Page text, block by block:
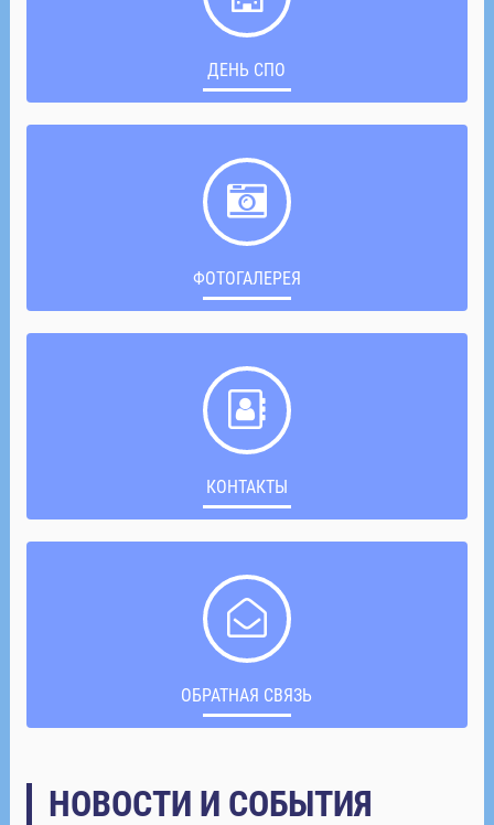
ДЕНЬ СПО
ФОТОГАЛЕРЕЯ
КОНТАКТЫ
ОБРАТНАЯ СВЯЗЬ
НОВОСТИ И СОБЫТИЯ